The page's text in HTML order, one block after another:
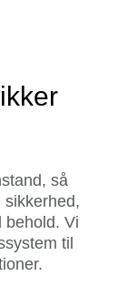
så
sikkerhed,
behold. Vi
til